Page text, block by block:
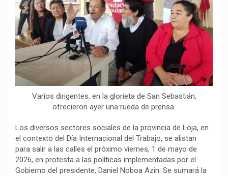
Varios dirigentes, en la glorieta de San Sebastián,
ofrecieron ayer una rueda de prensa.
Los diversos sectores sociales de la provincia de Loja, en
el contexto del Día Internacional del Trabajo, se alistan
para salir a las calles el próximo viernes, 1 de mayo de
2026, en protesta a las políticas implementadas por el
Gobierno del presidente, Daniel Noboa Azin. Se sumará la